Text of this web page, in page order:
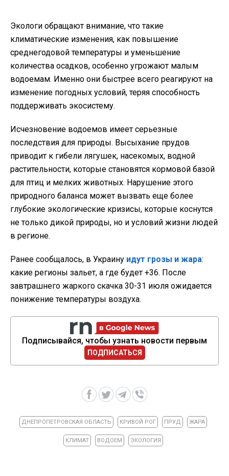
Экологи обращают внимание, что такие
климатические изменения, как повышение
среднегодовой температуры и уменьшение
количества осадков, особенно угрожают малым
водоемам. Именно они быстрее всего реагируют на
изменение погодных условий, теряя способность
поддерживать экосистему.
Исчезновение водоемов имеет серьезные
последствия для природы. Высыхание прудов
приводит к гибели лягушек, насекомых, водной
растительности, которые становятся кормовой базой
для птиц и мелких животных. Нарушение этого
природного баланса может вызвать еще более
глубокие экологические кризисы, которые коснутся
не только дикой природы, но и условий жизни людей
в регионе.
Ранее сообщалось, в Украину идут грозы и жара:
какие регионы зальет, а где будет +36. После
завтрашнего жаркого скачка 30-31 июля ожидается
понижение температуры воздуха.
Подписывайся, чтобы узнать новости первым
ПОДПИСАТЬСЯ
ДНЕПРОПЕТРОВСКАЯ ОБЛАСТЬ КРИВОЙ РОГ ПРУД ЖАРА
КЛИМАТ ВОДОЕМ ЭКОЛОГИЯ